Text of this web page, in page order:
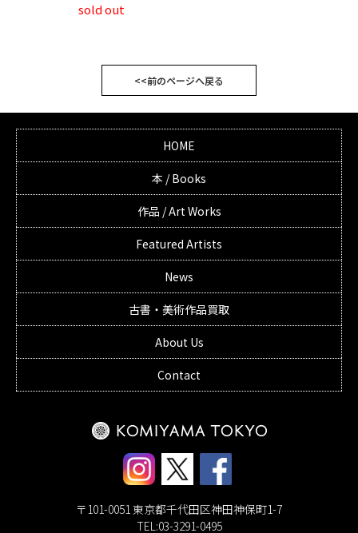
sold out
<<前のページへ戻る
HOME
本 / Books
作品 / Art Works
Featured Artists
News
古書・美術作品買取
About Us
Contact
〒101-0051 東京都千代田区神田神保町1-7
TEL:03-3291-0495